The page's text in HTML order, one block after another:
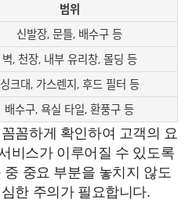
범위
신발장, 문틀, 배수구 등
벽, 천장, 내부 유리창, 몰딩 등
싱크대, 가스렌지, 후드 필터 등
배수구, 욕실 타일, 환풍구 등
꼼하게 확인하여 고객의 요
비스가 이루어질 수 있도록
중요 부분을 놓치지 않도
한 주의가 필요합니다.